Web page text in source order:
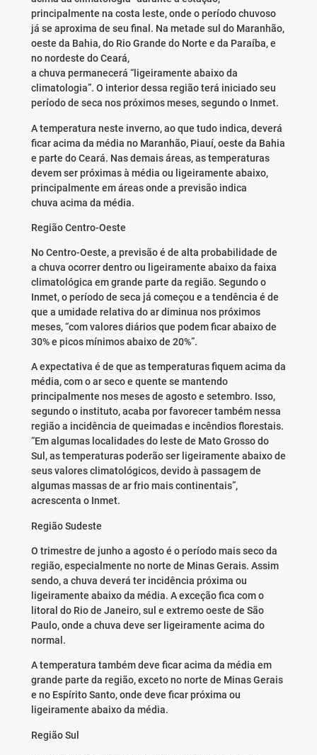
principalmente na costa leste, onde o período chuvoso
já se aproxima de seu final. Na metade sul do Maranhão,
oeste da Bahia, do Rio Grande do Norte e da Paraíba, e
no nordeste do Ceará,
a chuva permanecerá “ligeiramente abaixo da
climatologia”. O interior dessa região terá iniciado seu
período de seca nos próximos meses, segundo o Inmet.
A temperatura neste inverno, ao que tudo indica, deverá
ficar acima da média no Maranhão, Piauí, oeste da Bahia
e parte do Ceará. Nas demais áreas, as temperaturas
devem ser próximas à média ou ligeiramente abaixo,
principalmente em áreas onde a previsão indica
chuva acima da média.
Região Centro-Oeste
No Centro-Oeste, a previsão é de alta probabilidade de
a chuva ocorrer dentro ou ligeiramente abaixo da faixa
climatológica em grande parte da região. Segundo o
Inmet, o período de seca já começou e a tendência é de
que a umidade relativa do ar diminua nos próximos
meses, “com valores diários que podem ficar abaixo de
30% e picos mínimos abaixo de 20%”.
A expectativa é de que as temperaturas fiquem acima da
média, com o ar seco e quente se mantendo
principalmente nos meses de agosto e setembro. Isso,
segundo o instituto, acaba por favorecer também nessa
região a incidência de queimadas e incêndios florestais.
“Em algumas localidades do leste de Mato Grosso do
Sul, as temperaturas poderão ser ligeiramente abaixo de
seus valores climatológicos, devido à passagem de
algumas massas de ar frio mais continentais”,
acrescenta o Inmet.
Região Sudeste
O trimestre de junho a agosto é o período mais seco da
região, especialmente no norte de Minas Gerais. Assim
sendo, a chuva deverá ter incidência próxima ou
ligeiramente abaixo da média. A exceção fica com o
litoral do Rio de Janeiro, sul e extremo oeste de São
Paulo, onde a chuva deve ser ligeiramente acima do
normal.
A temperatura também deve ficar acima da média em
grande parte da região, exceto no norte de Minas Gerais
e no Espírito Santo, onde deve ficar próxima ou
ligeiramente abaixo da média.
Região Sul